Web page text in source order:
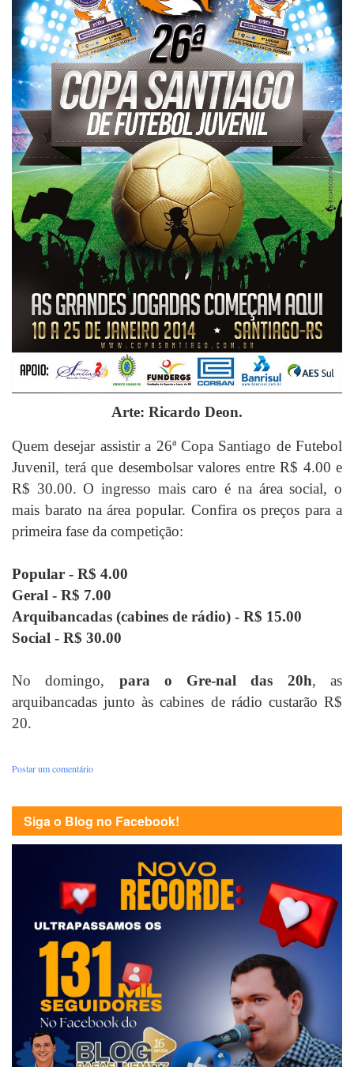
Arte: Ricardo Deon.
Quem desejar assistir a 26ª Copa Santiago de Futebol
Juvenil, terá que desembolsar valores entre R$ 4.00 e
R$ 30.00. O ingresso mais caro é na área social, o
mais barato na área popular. Confira os preços para a
primeira fase da competição:
Popular - R$ 4.00
Geral - R$ 7.00
Arquibancadas (cabines de rádio) - R$ 15.00
Social - R$ 30.00
No domingo, para o Gre-nal das 20h, as
arquibancadas junto às cabines de rádio custarão R$
20.
Postar um comentário
Siga o Blog no Facebook!